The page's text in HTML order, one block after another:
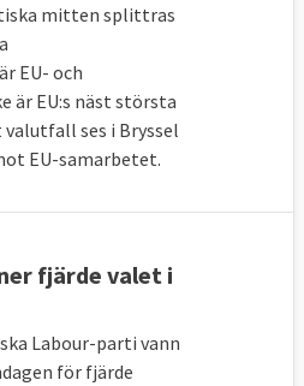
mitten splittras
EU- och
är EU:s näst största
ses i Bryssel
EU-samarbetet.
fjärde valet i
Labour-parti vann
för fjärde